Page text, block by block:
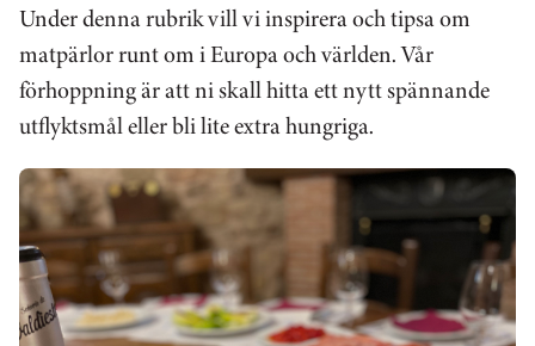
Under denna rubrik vill vi inspirera och tipsa om
matpärlor runt om i Europa och världen. Vår
förhoppning är att ni skall hitta ett nytt spännande
utflyktsmål eller bli lite extra hungriga.